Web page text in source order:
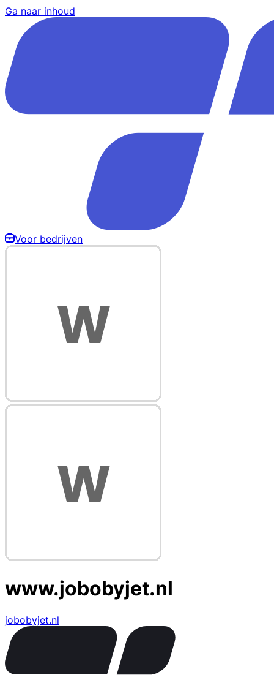
Ga naar inhoud
Voor bedrijven
www.jobobyjet.nl
jobobyjet.nl